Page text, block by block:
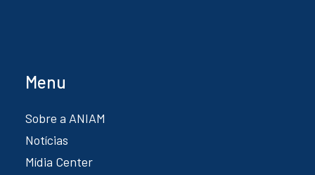
Menu
Sobre a ANIAM
Notícias
Mídia Center